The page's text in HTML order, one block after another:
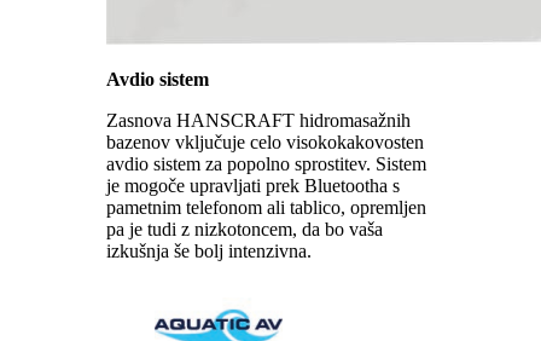
Avdio sistem
Zasnova HANSCRAFT hidromasažnih
bazenov vključuje celo visokokakovosten
avdio sistem za popolno sprostitev. Sistem
je mogoče upravljati prek Bluetootha s
pametnim telefonom ali tablico, opremljen
pa je tudi z nizkotoncem, da bo vaša
izkušnja še bolj intenzivna.